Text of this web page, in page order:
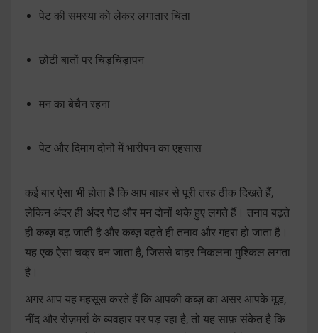
पेट की समस्या को लेकर लगातार चिंता
छोटी बातों पर चिड़चिड़ापन
मन का बेचैन रहना
पेट और दिमाग दोनों में भारीपन का एहसास
कई बार ऐसा भी होता है कि आप बाहर से पूरी तरह ठीक दिखते हैं,
लेकिन अंदर ही अंदर पेट और मन दोनों थके हुए लगते हैं। तनाव बढ़ते
ही कब्ज़ बढ़ जाती है और कब्ज़ बढ़ते ही तनाव और गहरा हो जाता है।
यह एक ऐसा चक्र बन जाता है, जिससे बाहर निकलना मुश्किल लगता
है।
अगर आप यह महसूस करते हैं कि आपकी कब्ज़ का असर आपके मूड,
नींद और रोज़मर्रा के व्यवहार पर पड़ रहा है, तो यह साफ़ संकेत है कि